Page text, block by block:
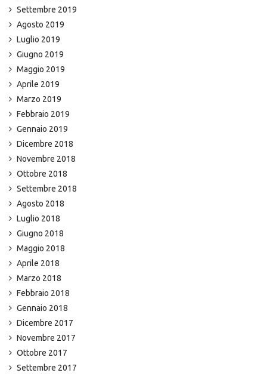
Settembre 2019
Agosto 2019
Luglio 2019
Giugno 2019
Maggio 2019
Aprile 2019
Marzo 2019
Febbraio 2019
Gennaio 2019
Dicembre 2018
Novembre 2018
Ottobre 2018
Settembre 2018
Agosto 2018
Luglio 2018
Giugno 2018
Maggio 2018
Aprile 2018
Marzo 2018
Febbraio 2018
Gennaio 2018
Dicembre 2017
Novembre 2017
Ottobre 2017
Settembre 2017